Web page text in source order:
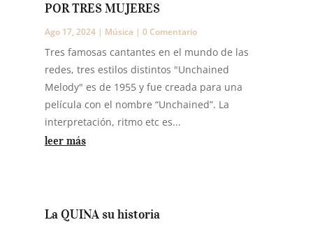
POR TRES MUJERES
Ago 17, 2024| Música | 0 Comentario
Tres famosas cantantes en el mundo de las
redes, tres estilos distintos "Unchained
Melody" es de 1955 y fue creada para una
película con el nombre “Unchained”. La
interpretación, ritmo etc es...
leer más
La QUINA su historia